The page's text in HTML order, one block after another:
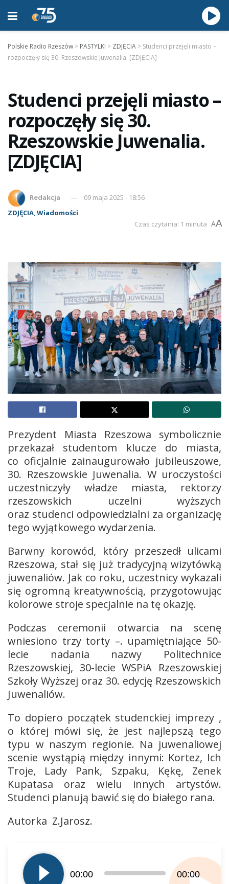
Polskie Radio Rzeszów > PASTYLKI > ZDJĘCIA > Studenci przejęli miasto –
rozpoczęły się 30. Rzeszowskie Juwenalia. [ZDJĘCIA]
Studenci przejęli miasto –
rozpoczęły się 30.
Rzeszowskie Juwenalia.
[ZDJĘCIA]
Redakcja
09 maja 2025 - 18:56
ZDJĘCIA,Wiadomości
Czas czytania: 1 minuta AA
Prezydent Miasta Rzeszowa symbolicznie
przekazał studentom klucze do miasta,
co oficjalnie zainaugurowało jubileuszowe,
30. Rzeszowskie Juwenalia. W uroczystości
uczestniczyły władze miasta, rektorzy
rzeszowskich uczelni wyższych
oraz studenci odpowiedzialni za organizację
tego wyjątkowego wydarzenia.
Barwny korowód, który przeszedł ulicami
Rzeszowa, stał się już tradycyjną wizytówką
juwenaliów. Jak co roku, uczestnicy wykazali
się ogromną kreatywnością, przygotowując
kolorowe stroje specjalnie na tę okazję.
Podczas ceremonii otwarcia na scenę
wniesiono trzy torty –. upamiętniające 50-
lecie nadania nazwy Politechnice
Rzeszowskiej, 30-lecie WSPiA Rzeszowskiej
Szkoły Wyższej oraz 30. edycję Rzeszowskich
Juwenaliów.
To dopiero początek studenckiej imprezy ,
o której mówi się, że jest najlepszą tego
typu w naszym regionie. Na juwenaliowej
scenie wystąpią między innymi: Kortez, Ich
Troje, Lady Pank, Szpaku, Kękę, Zenek
Kupatasa oraz wielu innych artystów.
Studenci planują bawić się do białego rana.
Autorka Z.Jarosz.
plików
dźwiękowych
00:00 00:00